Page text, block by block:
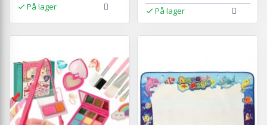
På lager På lager